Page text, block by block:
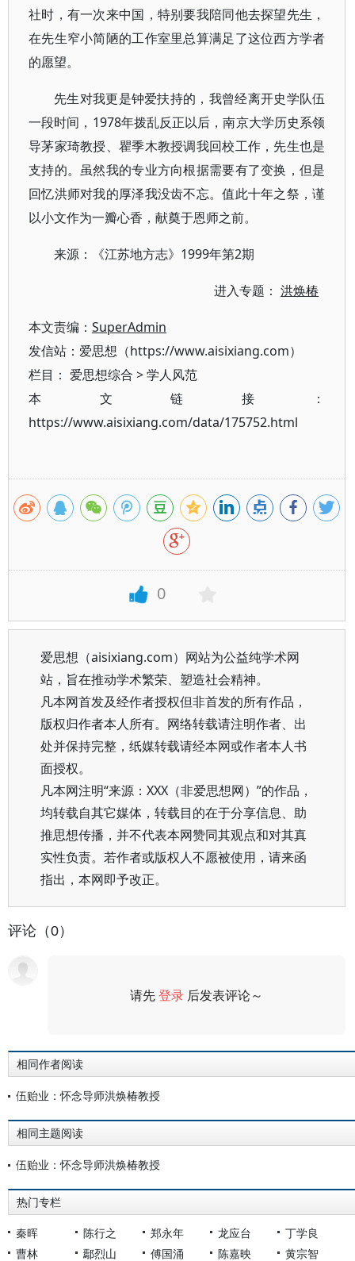
社时，有一次来中国，特别要我陪同他去探望先生，
在先生窄小简陋的工作室里总算满足了这位西方学者
的愿望。
先生对我更是钟爱扶持的，我曾经离开史学队伍
一段时间，1978年拨乱反正以后，南京大学历史系领
导茅家琦教授、瞿季木教授调我回校工作，先生也是
支持的。虽然我的专业方向根据需要有了变换，但是
回忆洪师对我的厚泽我没齿不忘。值此十年之祭，谨
以小文作为一瓣心香，献奠于恩师之前。
来源：《江苏地方志》1999年第2期
进入专题：洪焕椿
本文责编： SuperAdmin
发信站：爱思想（https://www.aisixiang.com）
栏目： 爱思想综合 >学人风范
本文链接：
https://www.aisixiang.com/data/175752.html
0
爱思想（aisixiang.com）网站为公益纯学术网
站，旨在推动学术繁荣、塑造社会精神。
凡本网首发及经作者授权但非首发的所有作品，
版权归作者本人所有。网络转载请注明作者、出
处并保持完整，纸媒转载请经本网或作者本人书
面授权。
凡本网注明“来源：XXX（非爱思想网）”的作品，
均转载自其它媒体，转载目的在于分享信息、助
推思想传播，并不代表本网赞同其观点和对其真
实性负责。若作者或版权人不愿被使用，请来函
指出，本网即予改正。
评论（0）
请先登录 后发表评论～
相同作者阅读
伍贻业：怀念导师洪焕椿教授
相同主题阅读
伍贻业：怀念导师洪焕椿教授
热门专栏
秦晖 陈行之 郑永年 龙应台
丁学良
曹林
鄢烈山 傅国涌 陈嘉映 黄宗智